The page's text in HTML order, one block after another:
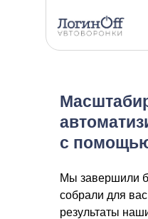
с
Мы завершили
собрали для
результаты